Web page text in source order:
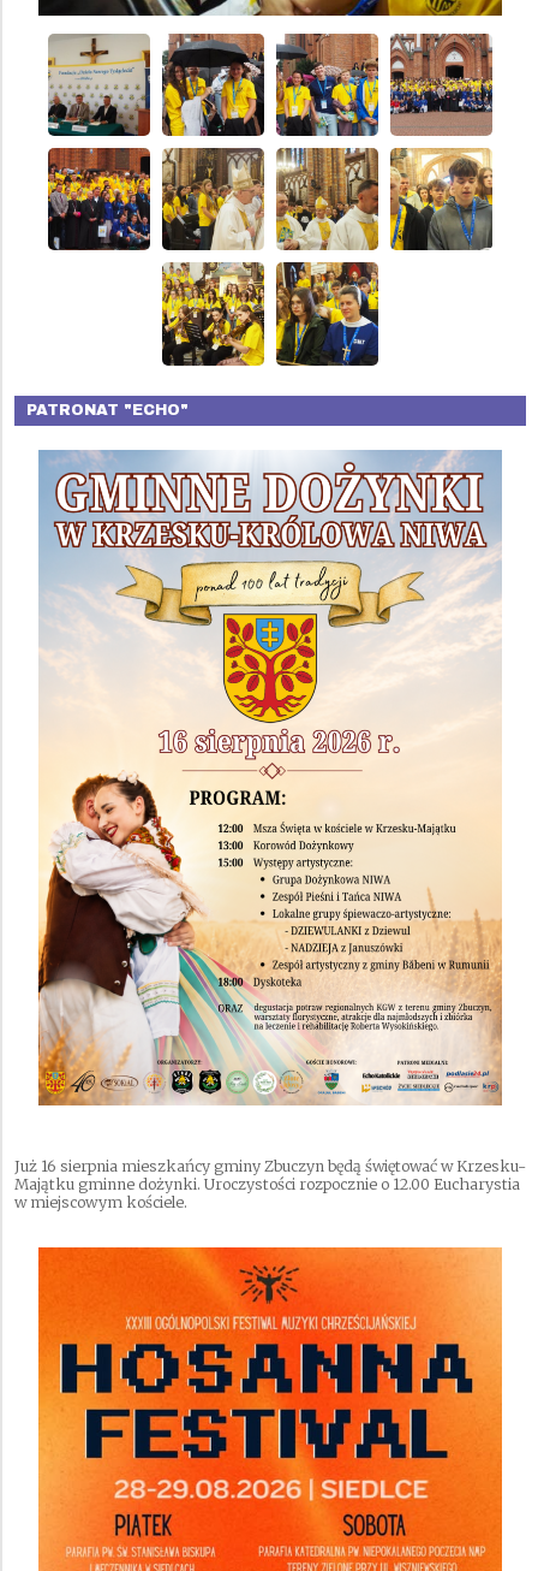
PATRONAT "ECHO"
Już 16 sierpnia mieszkańcy gminy Zbuczyn będą świętować w Krzesku-
Majątku gminne dożynki. Uroczystości rozpocznie o 12.00 Eucharystia
w miejscowym kościele.